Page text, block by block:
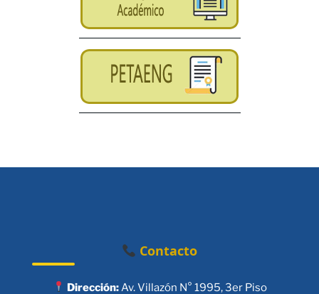
Contacto
Dirección:Av. Villazón N° 1995, 3er Piso